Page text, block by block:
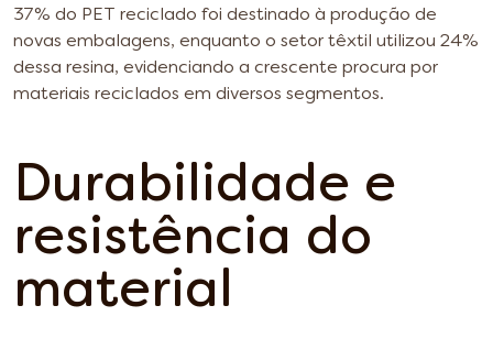
37% do PET reciclado foi destinado à produção de
novas embalagens, enquanto o setor têxtil utilizou 24%
dessa resina, evidenciando a crescente procura por
materiais reciclados em diversos segmentos.
Durabilidade e
resistência do
material